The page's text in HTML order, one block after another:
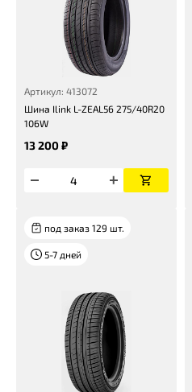
Артикул: 413072
Шина Ilink L-ZEAL56 275/40R20
106W
13 200 ₽
под заказ 129 шт.
5-7 дней